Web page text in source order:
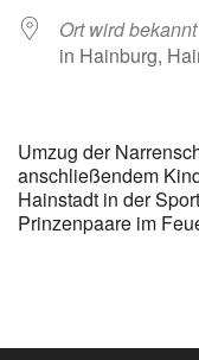
Ort wird
in Hainburg,
Umzug der
anschließendem
Hainstadt in der
Prinzenpaare im